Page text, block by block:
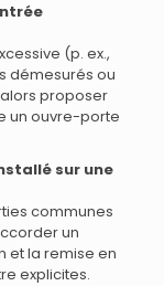
(p. ex.,
démesurés ou
proposer
un ouvre-porte
sur une
communes
un
et la remise en
explicites.